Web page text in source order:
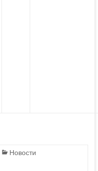
Новости